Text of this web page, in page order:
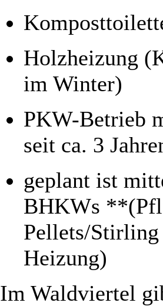
Holzheizung
im Winter)
PKW-Betrieb
seit ca. 3
geplant ist
BHKWs
Pellets/Stirling
Heizung)
Im Waldviertel